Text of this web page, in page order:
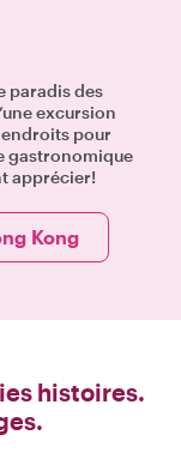
paradis des
excursion
pour
gastronomique
apprécier!
Kong
histoires.